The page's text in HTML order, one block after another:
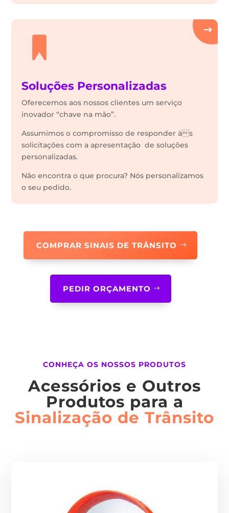
Soluções Personalizadas
Oferecemos aos nossos clientes um serviço
inovador “chave na mão”.
Assumimos o compromisso de responder às
solicitações com a apresentação de soluções
personalizadas.
Não encontra o que procura? Nós personalizamos
o seu pedido.
COMPRAR SINAIS DE TRÂNSITO
PEDIR ORÇAMENTO
CONHEÇA OS NOSSOS PRODUTOS
Acessórios e Outros
Produtos para a
Sinalização de Trânsito